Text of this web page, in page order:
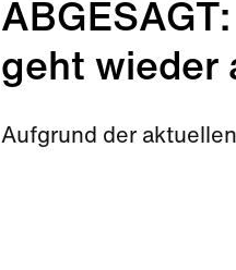
geht wieder
Aufgrund der